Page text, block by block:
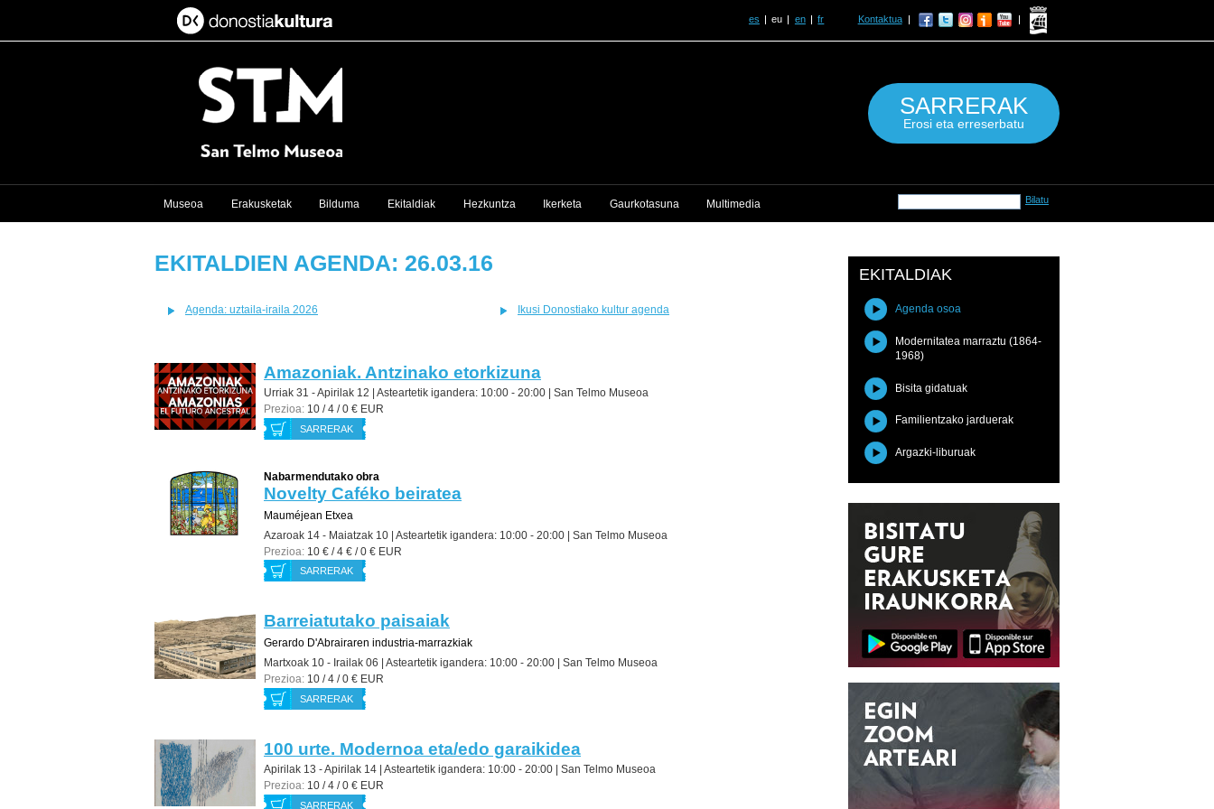
EKITALDIEN AGENDA: 26.03.16
Agenda: uztaila-iraila 2026 Ikusi Donostiako kultur agenda
Amazoniak. Antzinako etorkizuna
Urriak 31 - Apirilak 12 | Asteartetik igandera: 10:00 - 20:00 | San Telmo Museoa
Prezioa: 10 / 4 / 0 € EUR
SARRERAK
Nabarmendutako obra
Novelty Caféko beiratea
Mauméjean Etxea
Azaroak 14 - Maiatzak 10 | Asteartetik igandera: 10:00 - 20:00 | San Telmo Museoa
Prezioa: 10 € / 4 € / 0 € EUR
SARRERAK
Barreiatutako paisaiak
Gerardo D'Abrairaren industria-marrazkiak
Martxoak 10 - Irailak 06 | Asteartetik igandera: 10:00 - 20:00 | San Telmo Museoa
Prezioa: 10 / 4 / 0 € EUR
SARRERAK
100 urte. Modernoa eta/edo garaikidea
Apirilak 13 - Apirilak 14 | Asteartetik igandera: 10:00 - 20:00 | San Telmo Museoa
Prezioa: 10 / 4 / 0 € EUR
SARRERAK
EKITALDIAK
Agenda osoa
Modernitatea marraztu (1864-
1968)
Bisita gidatuak
Familientzako jarduerak
Argazki-liburuak
es eu en fr Kontaktua
SARRERAK
Erosi eta erreserbatu
Museoa Erakusketak Bilduma Ekitaldiak Hezkuntza Ikerketa Gaurkotasuna Multimedia